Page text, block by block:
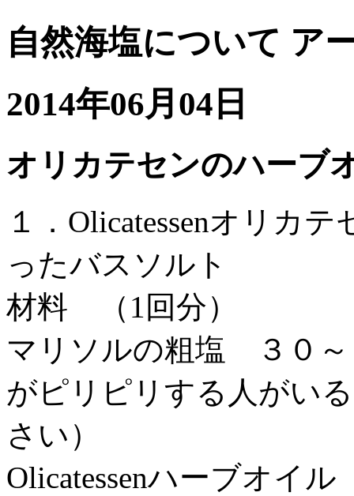
自然海塩について ア
2014年06月04日
オリカテセンのハーブ
１．Olicatessenオリカ
ったバスソルト
材料 （1回分）
マリソルの粗塩 ３０
がピリピリする人がい
さい）
Olicatessenハーブオ